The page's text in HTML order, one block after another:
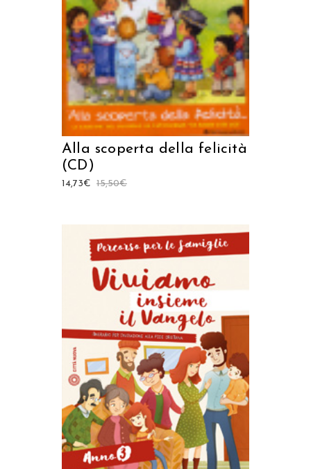
LEGGI TUTTO
Alla scoperta della felicità
(CD)
15,50€
14,73€
AGGIUNGI AL CARRELLO